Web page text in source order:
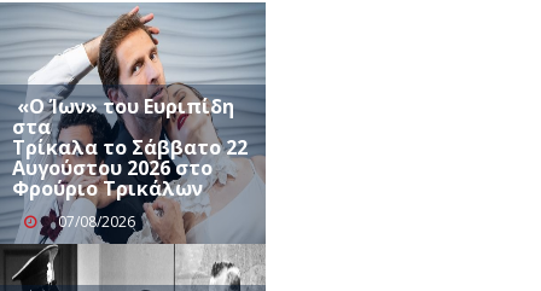
«Ο Ίων» του Ευριπίδη
στα
Τρίκαλα το Σάββατο 22
Αυγούστου 2026 στο
Φρούριο Τρικάλων
07/08/2026